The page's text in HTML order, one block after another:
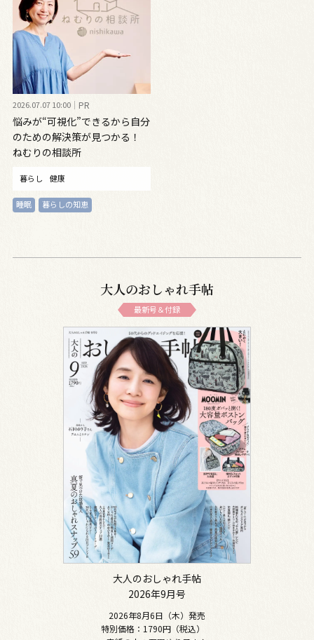
2026.07.07 10:00 PR
悩みが“可視化”できるから自分
のための解決策が見つかる！
ねむりの相談所
暮らし 健康
睡眠 暮らしの知恵
大人のおしゃれ手帖
最新号＆付録
大人のおしゃれ手帖
2026年9月号
2026年8月6日（木）発売
特別価格：1790円（税込）